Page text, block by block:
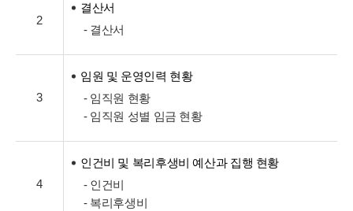
2
결산서
- 결산서
3
임원 및 운영인력 현황
- 임직원 현황
- 임직원 성별 임금 현황
4
인건비 및 복리후생비 예산과 집행 현황
- 인건비
- 복리후생비